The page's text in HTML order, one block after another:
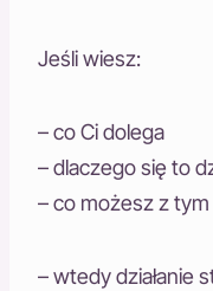
Jeśli wiesz:
– co Ci dolega
– dlaczego się to
– co możesz z
– wtedy działanie